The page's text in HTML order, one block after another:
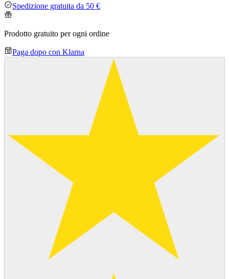
Spedizione gratuita da 50 €
Prodotto gratuito per ogni ordine
Paga dopo con Klarna